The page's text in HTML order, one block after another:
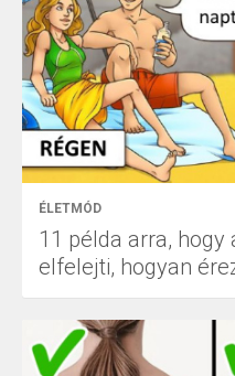
ÉLETMÓD
11 példa arra, hogy
elfelejti, hogyan